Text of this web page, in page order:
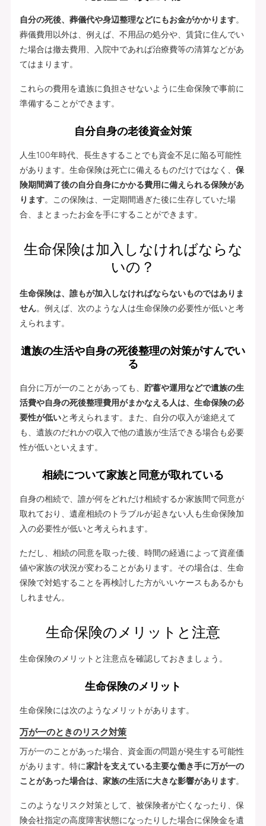
自分の死後、葬儀代や身辺整理などにもお金がかかります。
葬儀費用以外は、例えば、不用品の処分や、賃貸に住んでい
た場合は撤去費用、入院中であれば治療費等の清算などがあ
てはまります。
これらの費用を遺族に負担させないように生命保険で事前に
準備することができます。
自分自身の老後資金対策
人生100年時代、長生きすることでも資金不足に陥る可能性
があります。生命保険は死亡に備えるものだけではなく、 保
険期間満了後の自分自身にかかる費用に備えられる保険があ
ります。この保険は、一定期間過ぎた後に生存していた場
合、まとまったお金を手にすることができます。
生命保険は加入しなければならな
いの？
生命保険は、誰もが加入しなければならないものではありま
せん。例えば、次のような人は生命保険の必要性が低いと考
えられます。
遺族の生活や自身の死後整理の対策がすんでい
る
自分に万が一のことがあっても、 貯蓄や運用などで遺族の生
活費や自身の死後整理費用がまかなえる人は、生命保険の必
要性が低いと考えられます。また、自分の収入が途絶えて
も、遺族のだれかの収入で他の遺族が生活できる場合も必要
性が低いといえます。
相続について家族と同意が取れている
自身の相続で、誰が何をどれだけ相続するか家族間で同意が
取れており、遺産相続のトラブルが起きない人も生命保険加
入の必要性が低いと考えられます。
ただし、相続の同意を取った後、時間の経過によって資産価
値や家族の状況が変わることがあります。その場合は、生命
保険で対処することを再検討した方がいいケースもあるかも
しれません。
生命保険のメリットと注意
生命保険のメリットと注意点を確認しておきましょう。
生命保険のメリット
生命保険には次のようなメリットがあります。
万が一のときのリスク対策
万が一のことがあった場合、資金面の問題が発生する可能性
があります。特に家計を支えている主要な働き手に万が一の
ことがあった場合は、家族の生活に大きな影響があります。
このようなリスク対策として、被保険者が亡くなったり、保
険会社指定の高度障害状態になったりした場合に保険金を遺